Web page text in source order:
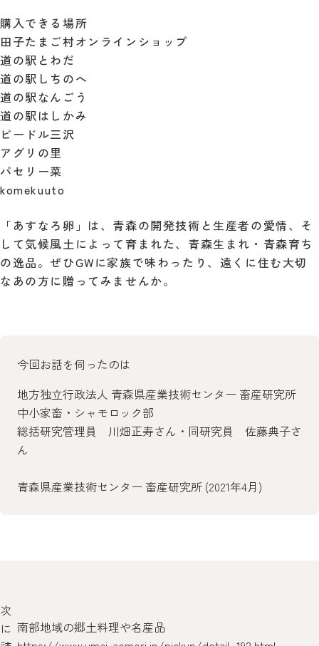
購入できる場所
田子たまご村オンラインショップ
道の駅とわだ
道の駅しちのへ
道の駅なんごう
道の駅はしかみ
ビードル三沢
アグリの里
パセリー菜
komekuuto
「あすなろ卵」は、青森の開発技術と生産者の愛情、そ
して気候風土によって育まれた、青森生まれ・青森育ち
の逸品。ぜひGWに家族で味わったり、遠くに住む大切
なあの方に贈ってみませんか。
今回お話を伺ったのは
地方独立行政法人 青森県産業技術センター 畜産研究所
中小家畜・シャモロック部
総括研究管理員 川畑正寿さん・同研究員 佐藤典子さ
ん
青森県産業技術センター 畜産研究所 (2021年4月)
次
に 南部地域の郷土料理や名産品